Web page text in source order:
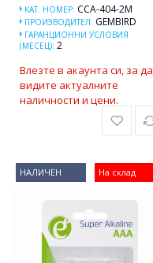
КАТ. НОМЕР: CCA-404-2M
ПРОИЗВОДИТЕЛ: GEMBIRD
ГАРАНЦИОННИ УСЛОВИЯ
(МЕСЕЦ): 2
Влезте в акаунта си, за да
видите актуалните
наличности и цени.
На склад
НАЛИЧЕН